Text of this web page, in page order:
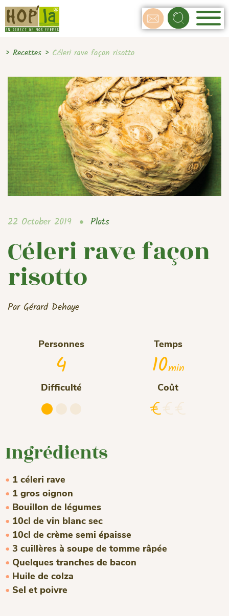
> Recettes > Céleri rave façon risotto
22 October 2019 Plats
Céleri rave façon
risotto
Par Gérard Dehaye
Personnes
4
Temps
10min
Difficulté Coût
Ingrédients
1 céleri rave
1 gros oignon
Bouillon de légumes
10cl de vin blanc sec
10cl de crème semi épaisse
3 cuillères à soupe de tomme râpée
Quelques tranches de bacon
Huile de colza
Sel et poivre